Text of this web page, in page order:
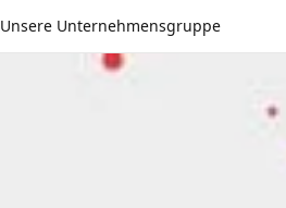
Unsere Unternehmensgruppe